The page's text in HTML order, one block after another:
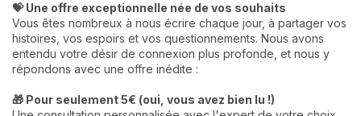
💝 Une offre exceptionnelle née de vos souhaits
Vous êtes nombreux à nous écrire chaque jour, à partager vos
histoires, vos espoirs et vos questionnements. Nous avons
entendu votre désir de connexion plus profonde, et nous y
répondons avec une offre inédite :
🎁 Pour seulement 5€ (oui, vous avez bien lu !)